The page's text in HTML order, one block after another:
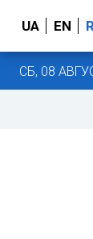
UA EN
СБ, 08